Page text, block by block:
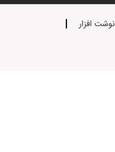
نوشت افزار